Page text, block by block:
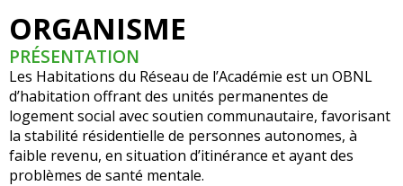
ORGANISME
PRÉSENTATION
Les Habitations du Réseau de l’Académie est un OBNL
d’habitation offrant des unités permanentes de
logement social avec soutien communautaire, favorisant
la stabilité résidentielle de personnes autonomes, à
faible revenu, en situation d’itinérance et ayant des
problèmes de santé mentale.